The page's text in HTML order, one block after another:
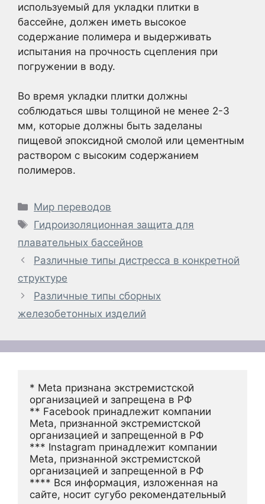
используемый для укладки плитки в
бассейне, должен иметь высокое
содержание полимера и выдерживать
испытания на прочность сцепления при
погружении в воду.
Во время укладки плитки должны
соблюдаться швы толщиной не менее 2-3
мм, которые должны быть заделаны
пищевой эпоксидной смолой или цементным
раствором с высоким содержанием
полимеров.
Рубрики
Мир переводов
Метки
Гидроизоляционная защита для
плавательных бассейнов
Различные типы дистресса в конкретной
структуре
Различные типы сборных
железобетонных изделий
* Meta признана экстремистской
организацией и запрещена в РФ
** Facebook принадлежит компании
Meta, признанной экстремистской
организацией и запрещенной в РФ
*** Instagram принадлежит компании
Meta, признанной экстремистской
организацией и запрещенной в РФ
**** Вся информация, изложенная на
сайте, носит сугубо рекомендательный